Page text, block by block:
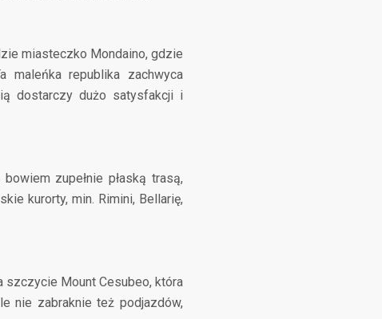
miasteczko Mondaino, gdzie
republika zachwyca
dostarczy dużo satysfakcji i
zupełnie płaską trasą,
kurorty, min. Rimini, Bellarię,
szczycie Mount Cesubeo, która
nie zabraknie też podjazdów,